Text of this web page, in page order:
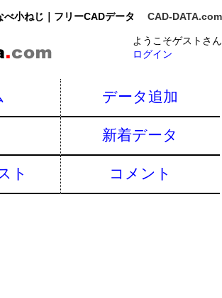
べ小ねじ｜フリーCADデータ CAD-DATA.com
ようこそゲストさん
ログイン
データ追加
新着データ
ト コメント